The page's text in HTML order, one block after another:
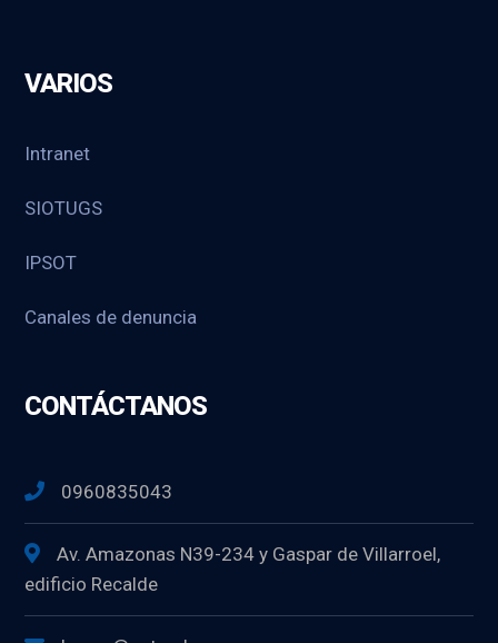
VARIOS
Intranet
SIOTUGS
IPSOT
Canales de denuncia
CONTÁCTANOS
0960835043
Av. Amazonas N39-234 y Gaspar de Villarroel,
edificio Recalde